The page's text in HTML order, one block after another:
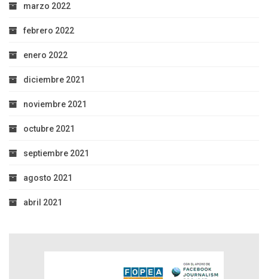
marzo 2022
febrero 2022
enero 2022
diciembre 2021
noviembre 2021
octubre 2021
septiembre 2021
agosto 2021
abril 2021